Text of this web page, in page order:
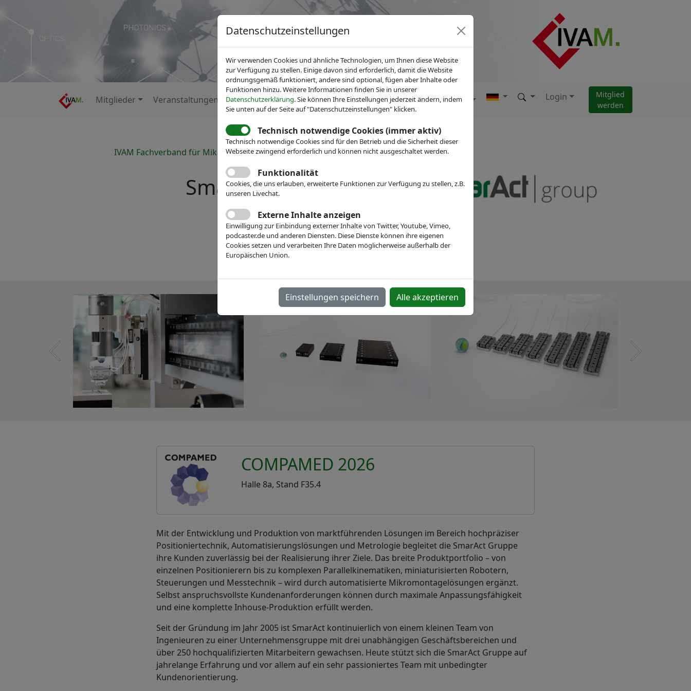
Mitglieder Veranstaltungen News Dienstleistungen Fachgruppen Über IVAM Login
Mitglied
werden
IVAM Fachverband für Mikrotechnik
Veranstaltungen
SmarAct Group
For high precision matters.
Webseite
COMPAMED 2026
Halle 8a, Stand F35.4
Mit der Entwicklung und Produktion von marktführenden Lösungen im Bereich hochpräziser
Positioniertechnik, Automatisierungslösungen und Metrologie begleitet die SmarAct Gruppe
ihre Kunden zuverlässig bei der Realisierung ihrer Ziele. Das breite Produktportfolio – von
einzelnen Positionierern bis zu komplexen Parallelkinematiken, miniaturisierten Robotern,
Steuerungen und Messtechnik – wird durch automatisierte Mikromontagelösungen ergänzt.
Selbst anspruchsvollste Kundenanforderungen können durch maximale Anpassungsfähigkeit
und eine komplette Inhouse-Produktion erfüllt werden.
Seit der Gründung im Jahr 2005 ist SmarAct kontinuierlich von einem kleinen Team von
Ingenieuren zu einer Unternehmensgruppe mit drei unabhängigen Geschäftsbereichen und
über 250 hochqualifizierten Mitarbeitern gewachsen. Heute stützt sich die SmarAct Gruppe auf
jahrelange Erfahrung und vor allem auf ein sehr passioniertes Team mit unbedingter
Kundenorientierung.
Datenschutzeinstellungen
Wir verwenden Cookies und ähnliche Technologien, um Ihnen diese Website
zur Verfügung zu stellen. Einige davon sind erforderlich, damit die Website
ordnungsgemäß funktioniert, andere sind optional, fügen aber Inhalte oder
Funktionen hinzu. Weitere Informationen finden Sie in unserer
Datenschutzerklärung. Sie können Ihre Einstellungen jederzeit ändern, indem
Sie unten auf der Seite auf "Datenschutzeinstellungen" klicken.
Technisch notwendige Cookies (immer aktiv)
Technisch notwendige Cookies sind für den Betrieb und die Sicherheit dieser
Webseite zwingend erforderlich und können nicht ausgeschaltet werden.
Funktionalität
Cookies, die uns erlauben, erweiterte Funktionen zur Verfügung zu stellen, z.B.
unseren Livechat.
Externe Inhalte anzeigen
Einwilligung zur Einbindung externer Inhalte von Twitter, Youtube, Vimeo,
podcaster.de und anderen Diensten. Diese Dienste können ihre eigenen
Cookies setzen und verarbeiten Ihre Daten möglicherweise außerhalb der
Europäischen Union.
Einstellungen speichern Alle akzeptieren